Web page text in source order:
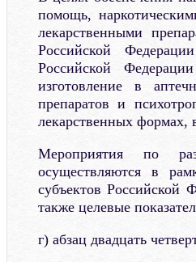
помощь,
лекарственными
Российской
Российской
изготовление в
препаратов и
лекарственных формах,
Мероприятия по
осуществляются в
субъектов Российской
также целевые
г) абзац двадцать